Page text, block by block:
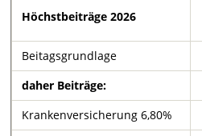
Höchstbeiträge 2026
Beitagsgrundlage
daher Beiträge:
Krankenversicherung 6,80%